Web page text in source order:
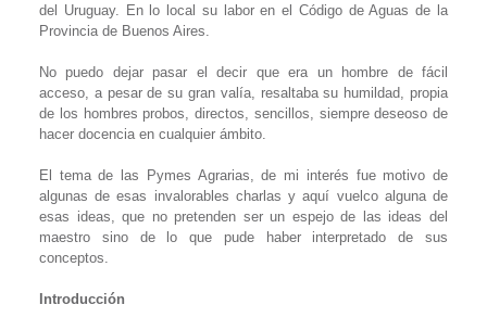
del Uruguay. En lo local su labor en el Código de Aguas de la
Provincia de Buenos Aires.
No puedo dejar pasar el decir que era un hombre de fácil
acceso, a pesar de su gran valía, resaltaba su humildad, propia
de los hombres probos, directos, sencillos, siempre deseoso de
hacer docencia en cualquier ámbito.
El tema de las Pymes Agrarias, de mi interés fue motivo de
algunas de esas invalorables charlas y aquí vuelco alguna de
esas ideas, que no pretenden ser un espejo de las ideas del
maestro sino de lo que pude haber interpretado de sus
conceptos.
Introducción